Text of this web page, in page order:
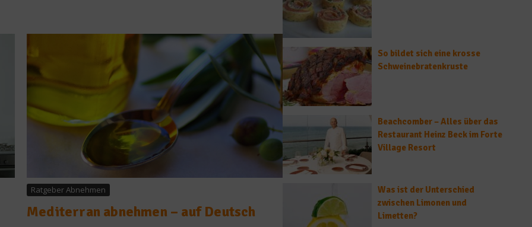
Ratgeber Abnehmen
Mediterran abnehmen – auf Deutsch
So bildet sich eine krosse
Schweinebratenkruste
Beachcomber – Alles über das
Restaurant Heinz Beck im Forte
Village Resort
Was ist der Unterschied
zwischen Limonen und
Limetten?